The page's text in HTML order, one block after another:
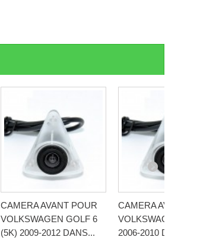
CAMERA AVANT POUR
VOLKSWAGEN GOLF 6
(5K) 2009-2012 DANS...
CAMERA AVANT POUR
VOLKSWAGEN JETTA
2006-2010 DANS